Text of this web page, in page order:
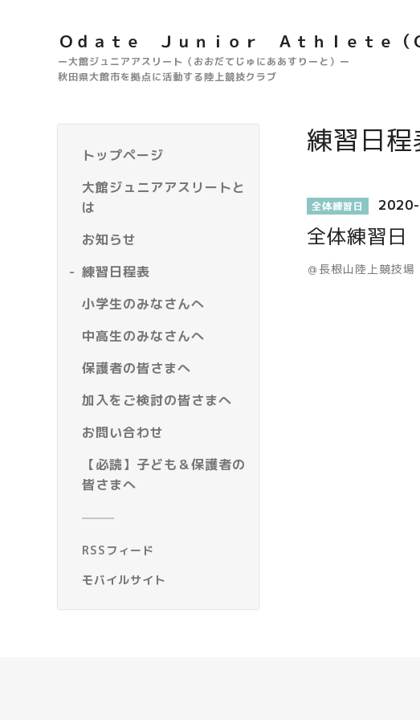
Ｏｄａｔｅ Ｊｕｎｉｏｒ Ａｔｈｌｅｔｅ（
ー大館ジュニアアスリート（おおだてじゅにああすりーと）ー
秋田県大館市を拠点に活動する陸上競技クラブ
トップページ
大館ジュニアアスリートと
は
お知らせ
練習日程表
小学生のみなさんへ
中高生のみなさんへ
保護者の皆さまへ
加入をご検討の皆さまへ
お問い合わせ
【必読】子ども＆保護者の
皆さまへ
RSSフィード
モバイルサイト
練習日程
全体練習日
全体練習日
＠長根山陸上競技場